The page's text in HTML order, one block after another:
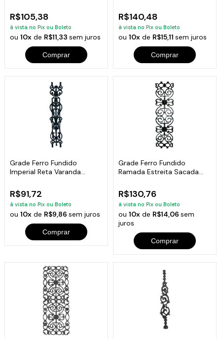
R$105,38
à vista no Pix ou Boleto
ou10x de R$11,33sem juros
Comprar
R$140,48
à vista no Pix ou Boleto
ou 10xde R$15,11 sem juros
Comprar
Grade Ferro Fundido
Imperial Reta Varanda
R$91,72
à vista no Pix ou Boleto
ou10x de R$9,86sem juros
Comprar
Grade Ferro Fundido
Ramada Estreita Sacada
R$130,76
à vista no Pix ou Boleto
ou 10xde R$14,06 sem
juros
Comprar